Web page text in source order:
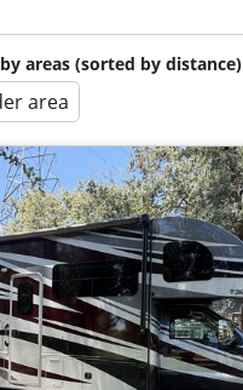
areas (sorted by distance)
area